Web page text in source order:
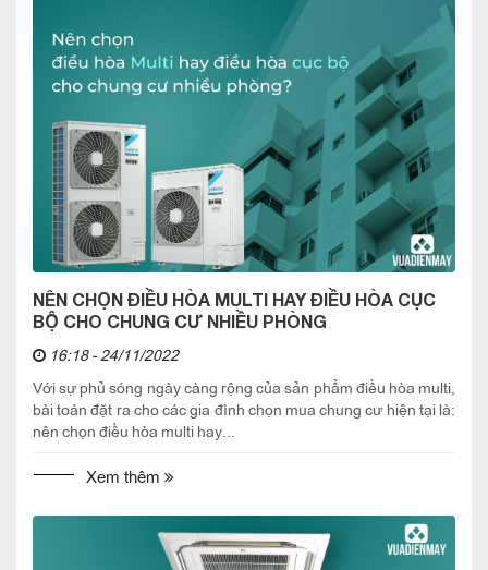
NÊN CHỌN ĐIỀU HÒA MULTI HAY ĐIỀU HÒA CỤC
BỘ CHO CHUNG CƯ NHIỀU PHÒNG
16:18 - 24/11/2022
Với sự phủ sóng ngày càng rộng của sản phẩm điều hòa multi,
bài toán đặt ra cho các gia đình chọn mua chung cư hiện tại là:
nên chọn điều hòa multi hay...
Xem thêm